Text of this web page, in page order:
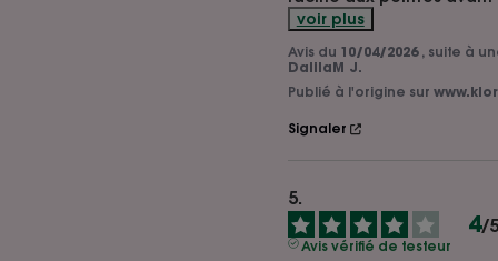
voir plus
Avis du 10/04/2026 , suite à
DalilaM J.
Publié à l'origine sur
Signaler
4/5
Avis vérifié de testeur